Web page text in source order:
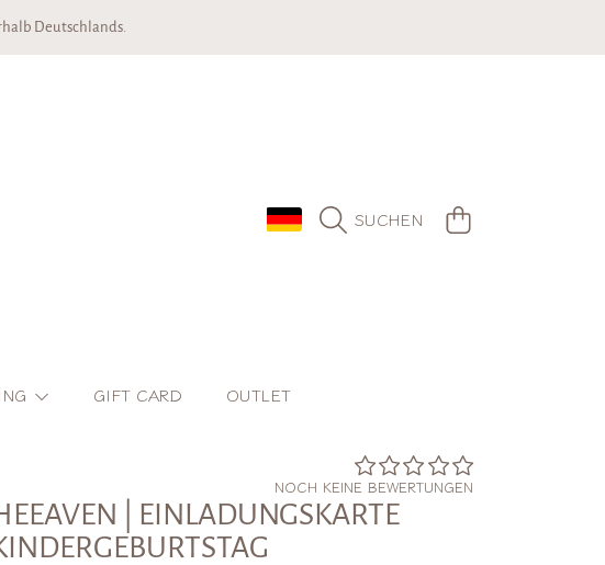
Deutschlands.
LAND/REGION
SUCHENWARENKORB
GIFT CARD OUTLET
NOCH KEINE BEWERTUNGEN
| EINLADUNGSKARTE